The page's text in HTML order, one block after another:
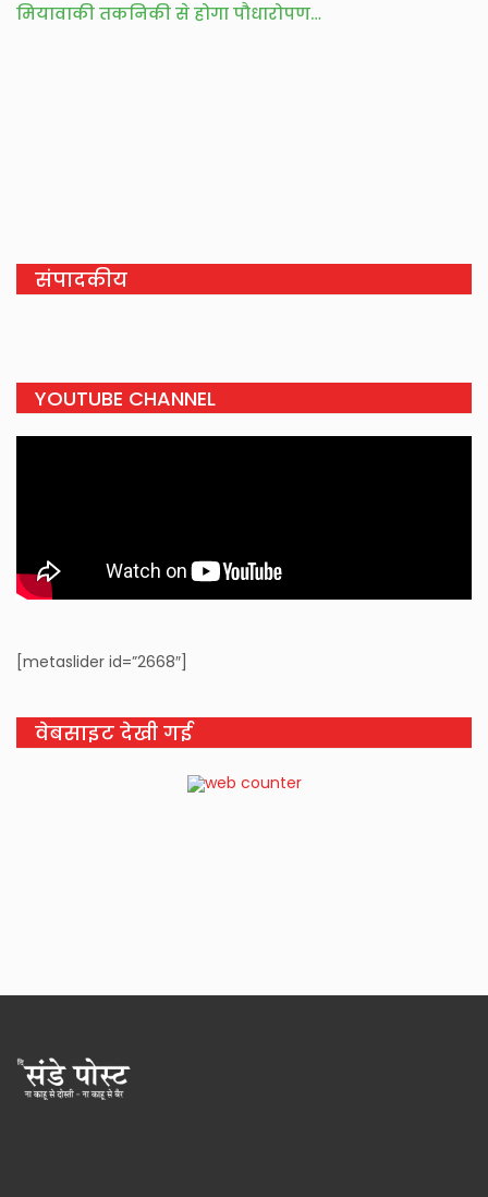
मियावाकी तकनिकी से होगा पौधारोपण…
संपादकीय
YOUTUBE CHANNEL
[metaslider id=”2668″]
वेबसाइट देखी गई